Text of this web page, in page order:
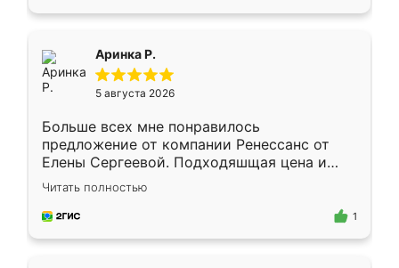
Аринка Р.
5 августа 2026
Больше всех мне понравилось
предложение от компании Ренессанс от
Елены Сергеевой. Подходяшщая цена и
короткие сроки изготовления. Приехавший
для замера сотрудник Владислав
предложил по моему эскизу самый
Читать полностью
1